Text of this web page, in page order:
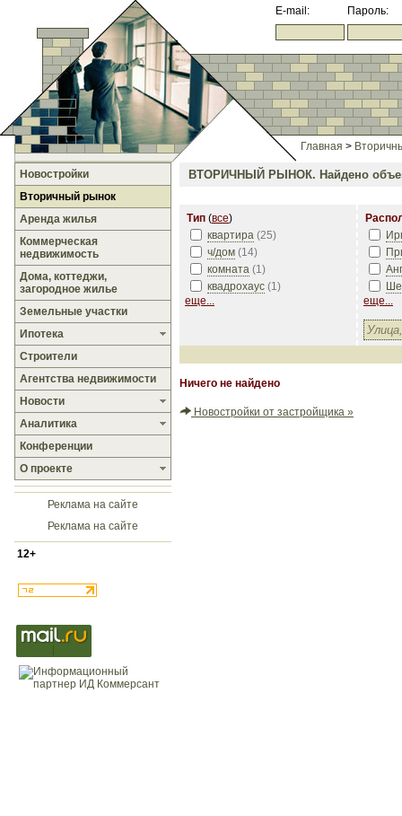
E-mail: Пароль:
Главная >
Новостройки
Вторичный рынок
Аренда жилья
Коммерческая
недвижимость
Дома, коттеджи,
загородное жилье
Земельные участки
Ипотека
Строители
Агентства недвижимости
Новости
Аналитика
Конференции
О проекте
Реклама на сайте
Реклама на сайте
12+
ВТОРИЧНЫЙ РЫНОК. Найдено
Тип (все)
квартира (25)
ч/дом (14)
комната (1)
квадрохаус (1)
еще...
еще...
Ничего не найдено
Новостройки от застройщика »